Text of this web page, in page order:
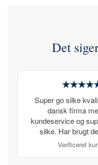
Det
Super go silke
dansk firma
kundeservice og
silke. Har brugt
Verificeret